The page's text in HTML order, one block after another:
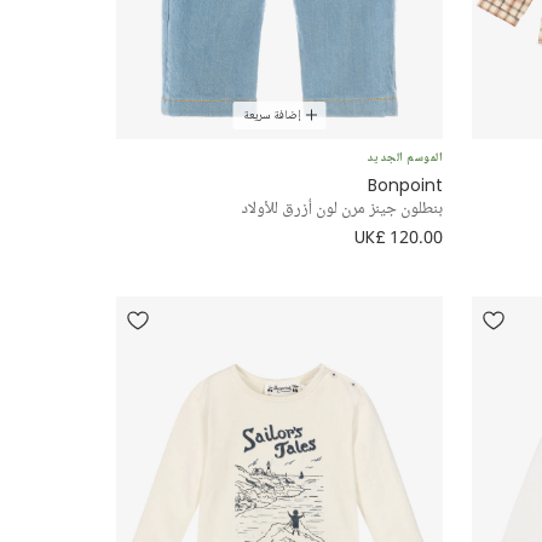
إضافة سريعة
الموسم الجديد
Bonpoint
بنطلون جينز مرن لون أزرق للأولاد
UK£ 120.00